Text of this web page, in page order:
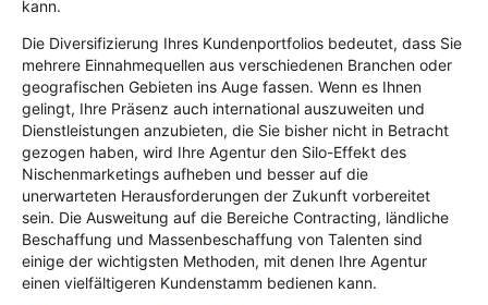
kann.
Die Diversifizierung Ihres Kundenportfolios bedeutet, dass Sie
mehrere Einnahmequellen aus verschiedenen Branchen oder
geografischen Gebieten ins Auge fassen. Wenn es Ihnen
gelingt, Ihre Präsenz auch international auszuweiten und
Dienstleistungen anzubieten, die Sie bisher nicht in Betracht
gezogen haben, wird Ihre Agentur den Silo-Effekt des
Nischenmarketings aufheben und besser auf die
unerwarteten Herausforderungen der Zukunft vorbereitet
sein. Die Ausweitung auf die Bereiche Contracting, ländliche
Beschaffung und Massenbeschaffung von Talenten sind
einige der wichtigsten Methoden, mit denen Ihre Agentur
einen vielfältigeren Kundenstamm bedienen kann.